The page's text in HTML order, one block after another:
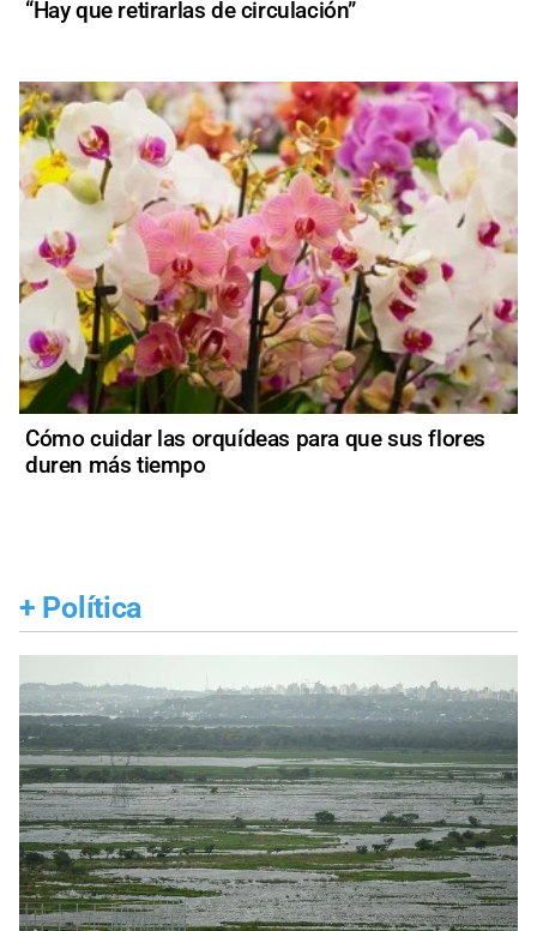
“Hay que retirarlas de circulación”
Cómo cuidar las orquídeas para que sus flores
duren más tiempo
+ Política